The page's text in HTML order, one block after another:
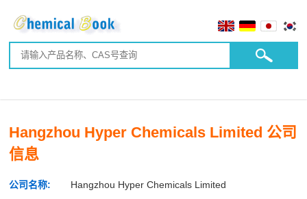
Hangzhou Hyper Chemicals Limited 公司
信息
公司名称:
Hangzhou Hyper Chemicals Limited